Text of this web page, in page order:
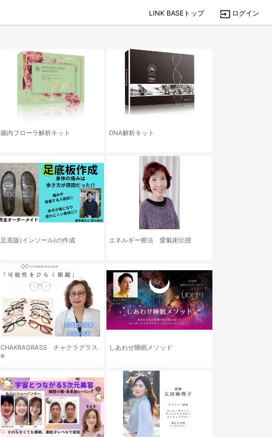
LINK BASEトップ ログイン
腸内フローラ解析キット DNA解析キット
足底版(インソール)の作成 エネルギー療法 愛氣術伝授
CHAKRAGRASS チャクラグラス
®️
しあわせ睡眠メソッド